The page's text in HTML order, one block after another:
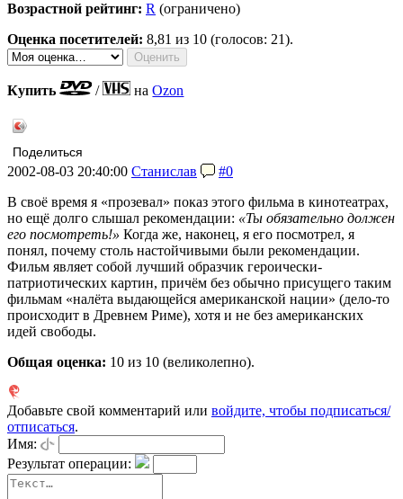
Возрастной рейтинг: R (ограничено)
Оценка посетителей: 8,81 из 10 (голосов: 21).
Купить / наOzon
Поделиться
2002-08-03 20:40:00 Станислав
#0
В своё время я «прозевал» показ этого фильма в кинотеатрах,
но ещё долго слышал рекомендации: «Ты обязательно должен
его посмотреть!» Когда же, наконец, я его посмотрел, я
понял, почему столь настойчивыми были рекомендации.
Фильм являет собой лучший образчик героически-
патриотических картин, причём без обычно присущего таким
фильмам «налёта выдающейся американской нации» (дело-то
происходит в Древнем Риме), хотя и не без американских
идей свободы.
Общая оценка: 10 из 10 (великолепно).
Добавьте свой комментарий или войдите, чтобы подписаться/
отписаться.
Имя:
Результат операции: